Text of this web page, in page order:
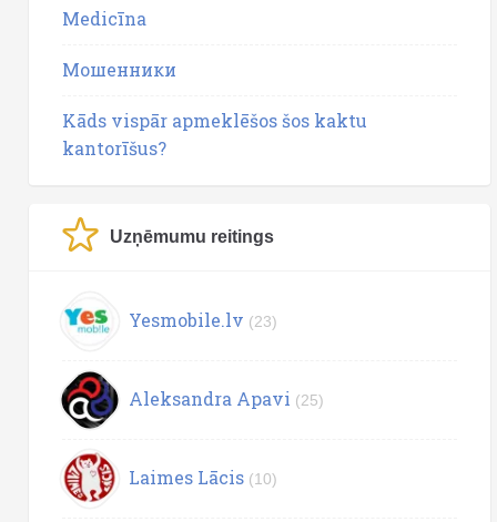
Medicīna
Мошенники
Kāds vispār apmeklēšos šos kaktu
kantorīšus?
Uzņēmumu reitings
Yesmobile.lv (23)
Aleksandra Apavi (25)
Laimes Lācis (10)